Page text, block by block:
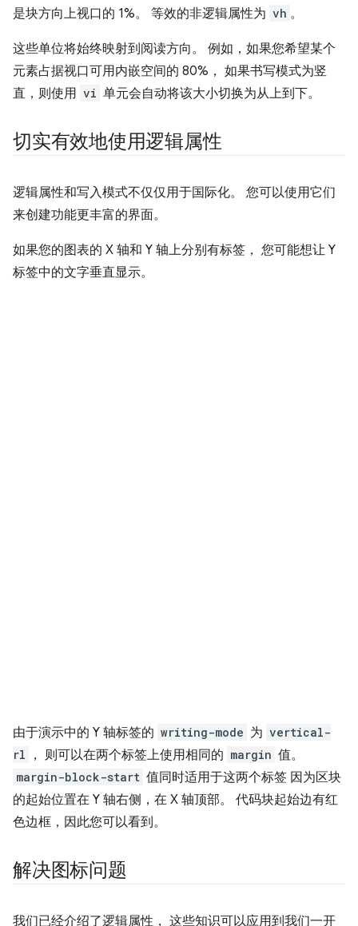
是块方向上视口的 1%。 等效的非逻辑属性为 vh 。
这些单位将始终映射到阅读方向。 例如，如果您希望某个
元素占据视口可用内嵌空间的 80%， 如果书写模式为竖
直，则使用 vi 单元会自动将该大小切换为从上到下。
切实有效地使用逻辑属性
逻辑属性和写入模式不仅仅用于国际化。 您可以使用它们
来创建功能更丰富的界面。
如果您的图表的 X 轴和 Y 轴上分别有标签， 您可能想让 Y
标签中的文字垂直显示。
由于演示中的 Y 轴标签的 writing-mode 为 vertical-
rl
， 则可以在两个标签上使用相同的 margin 值。
margin-block-start 值同时适用于这两个标签 因为区块
的起始位置在 Y 轴右侧，在 X 轴顶部。 代码块起始边有红
色边框，因此您可以看到。
解决图标问题
我们已经介绍了逻辑属性， 这些知识可以应用到我们一开